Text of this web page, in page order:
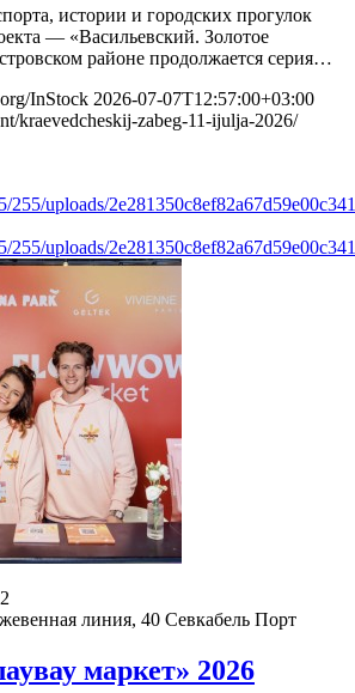
истории и городских прогулок
— «Васильевский. Золотое
районе продолжается серия…
InStock 2026-07-07T12:57:00+03:00
kraevedcheskij-zabeg-11-ijulja-2026/
255/uploads/
255/uploads/
линия, 40 Севкабель Порт
маркет» 2026